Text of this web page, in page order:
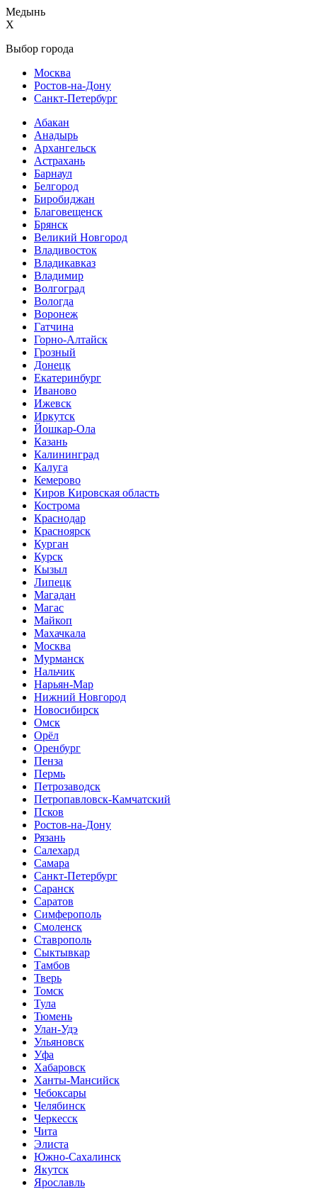
Медынь
X
Выбор города
Москва
Ростов-на-Дону
Санкт-Петербург
Абакан
Анадырь
Архангельск
Астрахань
Барнаул
Белгород
Биробиджан
Благовещенск
Брянск
Великий Новгород
Владивосток
Владикавказ
Владимир
Волгоград
Вологда
Воронеж
Гатчина
Горно-Алтайск
Грозный
Донецк
Екатеринбург
Иваново
Ижевск
Иркутск
Йошкар-Ола
Казань
Калининград
Калуга
Кемерово
Киров Кировская область
Кострома
Краснодар
Красноярск
Курган
Курск
Кызыл
Липецк
Магадан
Магас
Майкоп
Махачкала
Москва
Мурманск
Нальчик
Нарьян-Мар
Нижний Новгород
Новосибирск
Омск
Орёл
Оренбург
Пенза
Пермь
Петрозаводск
Петропавловск-Камчатский
Псков
Ростов-на-Дону
Рязань
Салехард
Самара
Санкт-Петербург
Саранск
Саратов
Симферополь
Смоленск
Ставрополь
Сыктывкар
Тамбов
Тверь
Томск
Тула
Тюмень
Улан-Удэ
Ульяновск
Уфа
Хабаровск
Ханты-Мансийск
Чебоксары
Челябинск
Черкесск
Чита
Элиста
Южно-Сахалинск
Якутск
Ярославль